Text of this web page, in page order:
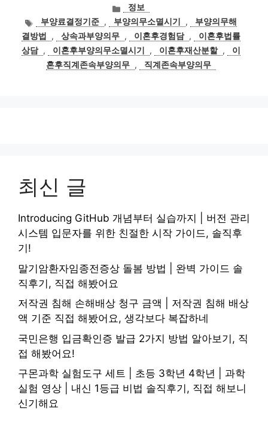
카
테
고
리
정보
태
그
부양료결정기준 , 부양의무소멸시기 ,
부양의무해
결방법
, 상속과부양의무 , 이혼후경험담 ,
이혼후법률
상담 , 이혼후부양의무소멸시기 , 이혼후재산분할 ,
이
혼후직계존속부양의무 , 직계존속부양의무
최신 글
Introducing GitHub 개념부터 실습까지 | 버전 관리
시스템 입문자를 위한 친절한 시작 가이드, 솔직후
기!
말기암환자임종전증상 돌봄 방법 | 완벽 가이드 솔
직후기, 직접 해봤어요
저작권 침해 손해배상 청구 금액 | 저작권 침해 배상
액 기준 직접 해봤어요, 생각보다 복잡하네
국민은행 입금확인증 발급 2가지 방법 알아보기, 직
접 해봤어요!
구몬과학 실험도구 세트 | 초등 3학년 4학년 | 과학
실험 영상 | 내신 1등급 비법 솔직후기, 직접 해보니
신기해요